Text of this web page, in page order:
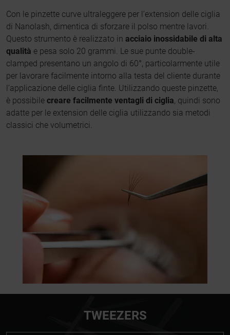
Con le pinzette curve ultraleggere per l’extension delle ciglia
di Nanolash, dimentica di sforzare il polso mentre lavori.
Questo strumento è realizzato in acciaio inossidabile di alta
qualità e pesa solo 20 grammi. Le sue punte double-
clamped presentano un angolo di 60°, particolarmente utile
per lavorare facilmente intorno alla testa del cliente durante
l’applicazione delle ciglia finte. Utilizzando queste pinzette,
è possibile creare facilmente ventagli di ciglia, quindi sono
adatte per le extension delle ciglia utilizzando sia metodi
classici che volumetrici.
TWEEZERS